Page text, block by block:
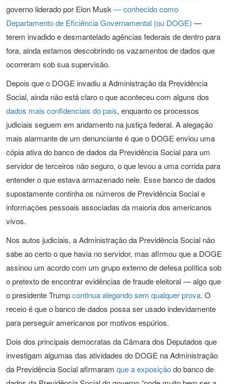
governo liderado por Elon Musk — conhecido como
Departamento de Eficiência Governamental (ou DOGE) —
terem invadido e desmantelado agências federais de dentro para
fora, ainda estamos descobrindo os vazamentos de dados que
ocorreram sob sua supervisão.
Depois que o DOGE invadiu a Administração da Previdência
Social, ainda não está claro o que aconteceu com alguns dos
dados mais confidenciais do país, enquanto os processos
judiciais seguem em andamento na justiça federal. A alegação
mais alarmante de um denunciante é que o DOGE enviou uma
cópia ativa do banco de dados da Previdência Social para um
servidor de terceiros não seguro, o que levou a uma corrida para
entender o que estava armazenado nele. Esse banco de dados
supostamente continha os números de Previdência Social e
informações pessoais associadas da maioria dos americanos
vivos.
Nos autos judiciais, a Administração da Previdência Social não
sabe ao certo o que havia no servidor, mas afirmou que a DOGE
assinou um acordo com um grupo externo de defesa política sob
o pretexto de encontrar evidências de fraude eleitoral — algo que
o presidente Trumpcontinua alegando sem qualquer prova. O
receio é que o banco de dados possa ser usado indevidamente
para perseguir americanos por motivos espúrios.
Dois dos principais democratas da Câmara dos Deputados que
investigam algumas das atividades do DOGE na Administração
da Previdência Social afirmaram que a exposiçãodo banco de